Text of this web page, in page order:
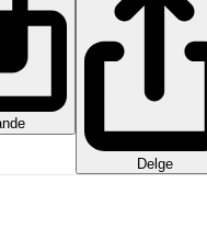
Delge